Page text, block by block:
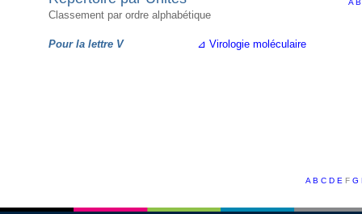
A
Classement par ordre alphabétique
Pour la lettre V ⊿ Virologie moléculaire
A B C D E F G